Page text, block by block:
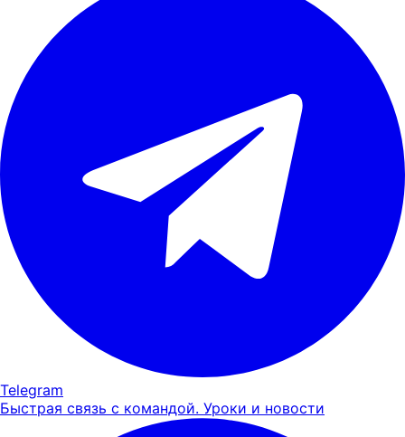
Telegram
Быстрая связь с командой. Уроки и новости